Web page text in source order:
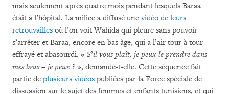
mais seulement après quatre mois pendant lesquels Baraa
était à l’hôpital. La milice a diffusé unevidéo de leurs
retrouvailles où l’on voit Wahida qui pleure sans pouvoir
s’arrêter et Baraa, encore en bas âge, qui a l’air tour à tour
effrayé et abasourdi. « S’il vous plaît, je peux le prendre dans
mes bras– je peux ? », demande-t-elle. Cette séquence fait
partie de plusieurs vidéos publiées par la Force spéciale de
dissuasion sur le sujet des femmes et enfants tunisiens, et qui